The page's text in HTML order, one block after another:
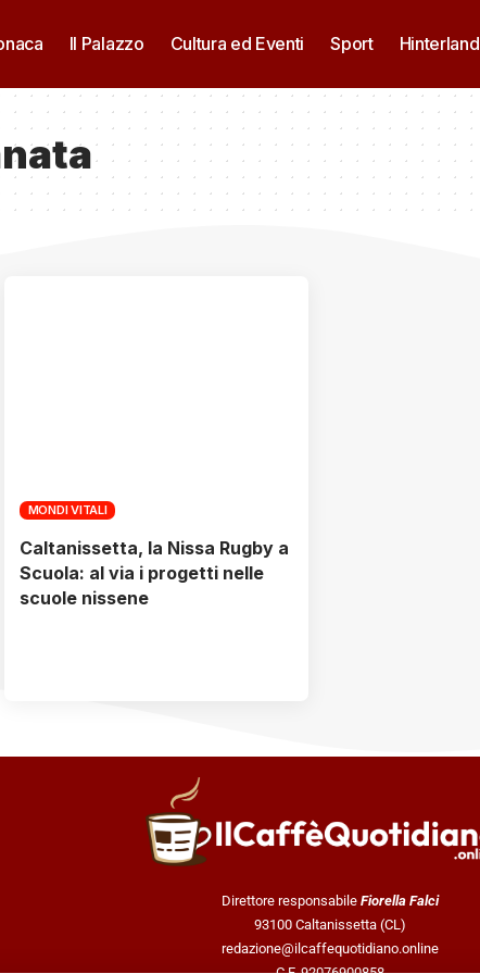
Il Palazzo Cultura ed Eventi Sport Hinterland
MONDI VITALI
Caltanissetta, la Nissa Rugby a
Scuola: al via i progetti nelle
scuole nissene
Direttore responsabile Fiorella Falci
93100 Caltanissetta (CL)
redazione@ilcaffequotidiano.online